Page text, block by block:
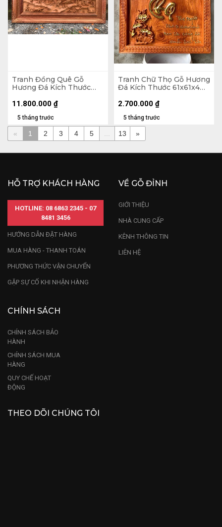
Tranh Đồng Quê Gỗ
Hương Đá Kích Thước
5 tháng trước
11.800.000 ₫
Tranh Chữ Thọ Gỗ Hương
Đá Kích Thước 61x61x4
5 tháng trước
2.700.000 ₫
« 1 2 3 4 5 ... 13 »
HỖ TRỢ KHÁCH HÀNG
HOTLINE: 08 6863 2345 - 07
8481 3456
HƯỚNG DẪN ĐẶT HÀNG
MUA HÀNG - THANH TOÁN
PHƯƠNG THỨC VẬN CHUYỂN
GẶP SỰ CỐ KHI NHẬN HÀNG
VỀ GỖ ĐỈNH
GIỚI THIỆU
NHÀ CUNG CẤP
KÊNH THÔNG TIN
LIÊN HỆ
CHÍNH SÁCH
CHÍNH SÁCH BẢO
HÀNH
CHÍNH SÁCH MUA
HÀNG
QUY CHẾ HOẠT
ĐỘNG
THEO DÕI CHÚNG TÔI